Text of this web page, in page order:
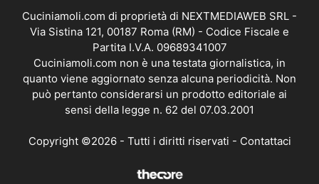
Cuciniamoli.com di proprietà di NEXTMEDIAWEB SRL -
Via Sistina 121, 00187 Roma (RM) - Codice Fiscale e
Partita I.V.A. 09689341007
Cuciniamoli.com non è una testata giornalistica, in
quanto viene aggiornato senza alcuna periodicità. Non
può pertanto considerarsi un prodotto editoriale ai
sensi della legge n. 62 del 07.03.2001
Copyright ©2026 - Tutti i diritti riservati - Contattaci